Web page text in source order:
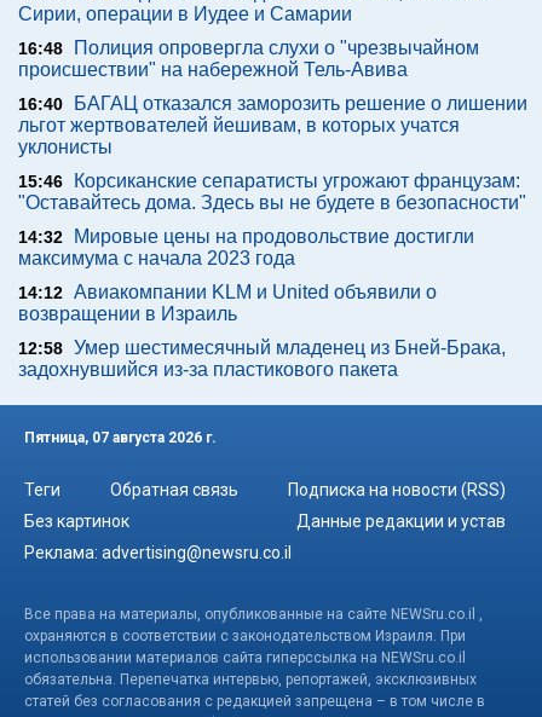
Сирии, операции в Иудее и Самарии
16:48
Полиция опровергла слухи о "чрезвычайном
происшествии" на набережной Тель-Авива
16:40
БАГАЦ отказался заморозить решение о лишении
льгот жертвователей йешивам, в которых учатся
уклонисты
15:46
Корсиканские сепаратисты угрожают французам:
"Оставайтесь дома. Здесь вы не будете в безопасности"
14:32
Мировые цены на продовольствие достигли
максимума с начала 2023 года
14:12 Авиакомпании KLM и United объявили о
возвращении в Израиль
12:58 Умер шестимесячный младенец из Бней-Брака,
задохнувшийся из-за пластикового пакета
Пятница, 07 августа 2026 г.
Теги Обратная связь
Подписка на новости (RSS)
Без картинок
Данные редакции и устав
Реклама: advertising@newsru.co.il
Все права на материалы, опубликованные на сайте NEWSru.co.il ,
охраняются в соответствии с законодательством Израиля. При
использовании материалов сайта гиперссылка на NEWSru.co.il
обязательна. Перепечатка интервью, репортажей, эксклюзивных
статей без согласования с редакцией запрещена – в том числе в